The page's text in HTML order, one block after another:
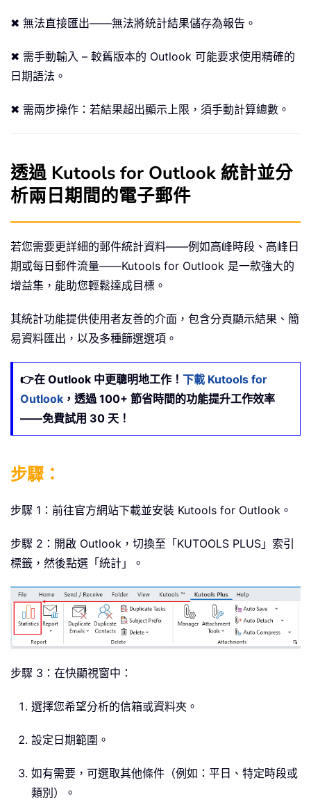
✖ 無法直接匯出——無法將統計結果儲存為報告。
✖ 需手動輸入 – 較舊版本的 Outlook 可能要求使用精確的
日期語法。
✖ 需兩步操作：若結果超出顯示上限，須手動計算總數。
透過 Kutools for Outlook 統計並分
析兩日期間的電子郵件
若您需要更詳細的郵件統計資料——例如高峰時段、高峰日
期或每日郵件流量——Kutools for Outlook 是一款強大的
增益集，能助您輕鬆達成目標。
其統計功能提供使用者友善的介面，包含分頁顯示結果、簡
易資料匯出，以及多種篩選選項。
👉在 Outlook 中更聰明地工作！ 下載 Kutools for
Outlook ，透過 100+ 節省時間的功能提升工作效率
——免費試用 30 天！
步驟：
步驟 1：前往官方網站下載並安裝 Kutools for Outlook。
步驟 2：開啟 Outlook，切換至「KUTOOLS PLUS」索引
標籤，然後點選「統計」。
步驟 3：在快顯視窗中：
選擇您希望分析的信箱或資料夾。
設定日期範圍。
如有需要，可選取其他條件（例如：平日、特定時段或
類別）。